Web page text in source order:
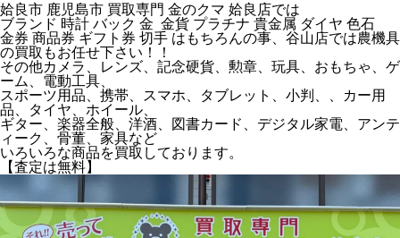
姶良市 鹿児島市 買取専門 金のクマ 姶良店では
ブランド 時計 バック 金 金貨 プラチナ 貴金属 ダイヤ 色石
金券 商品券 ギフト券 切手 はもちろんの事、谷山店では農機具
の買取もお任せ下さい！！
その他カメラ、レンズ、記念硬貨、勲章、玩具、おもちゃ、ゲ
ーム、電動工具、
スポーツ用品、携帯、スマホ、タブレット、小判、、カー用
品、タイヤ、ホイール、
ギター、楽器全般、洋酒、図書カード、デジタル家電、アンテ
ィーク、骨董、家具など
いろいろな商品を買取しております。
【査定は無料】